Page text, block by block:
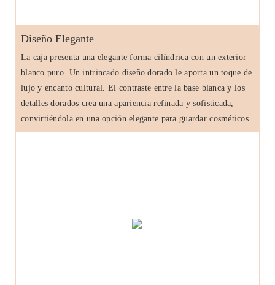
Diseño Elegante
La caja presenta una elegante forma cilíndrica con un exterior
blanco puro. Un intrincado diseño dorado le aporta un toque de
lujo y encanto cultural. El contraste entre la base blanca y los
detalles dorados crea una apariencia refinada y sofisticada,
convirtiéndola en una opción elegante para guardar cosméticos.